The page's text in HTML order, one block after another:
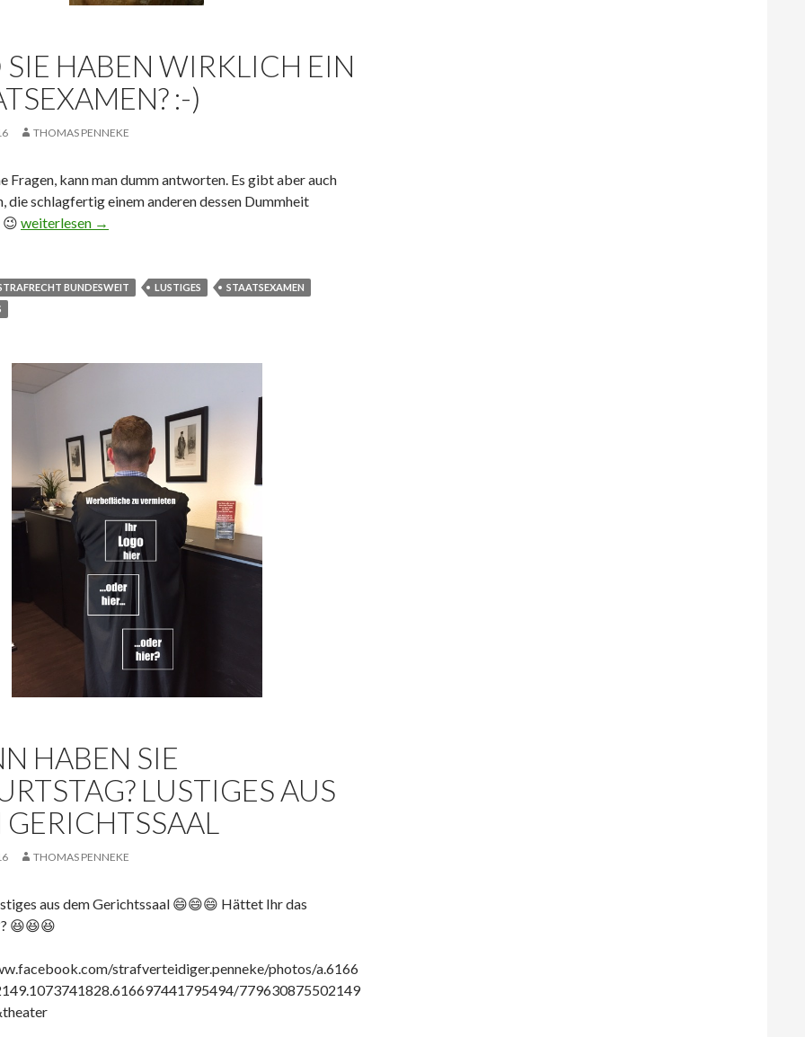
HABEN WIRKLICH EIN
:-)
THOMAS PENNEKE
Fragen, kann man dumm antworten. Es gibt aber auch
die schlagfertig einem anderen dessen Dummheit
😉 Und Sie haben wirklich ein Staatsexamen? 🙂
weiterlesen →
BUNDESWEIT LUSTIGES
STAATSEXAMEN
HABEN SIE
LUSTIGES AUS
GERICHTSSAAL
THOMAS PENNEKE
aus dem Gerichtssaal 😄😄😄 Hättet Ihr das
😆😆😆
strafverteidiger.penneke/photos/a.6166
779630875502149